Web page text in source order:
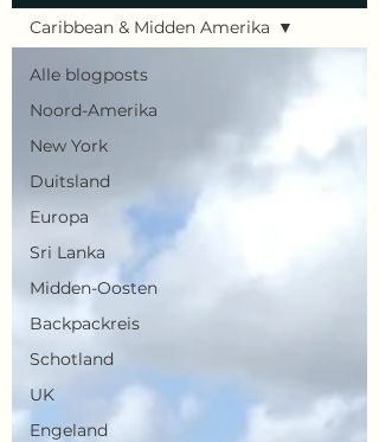
Alle blogposts
Noord-Amerika
New York
Duitsland
Europa
Sri Lanka
Midden-Oosten
Backpackreis
Schotland
UK
Engeland
Caribbean & Midden Amerika